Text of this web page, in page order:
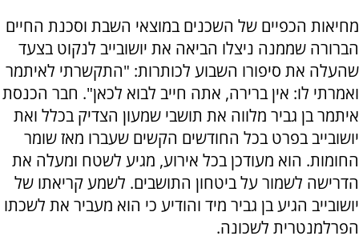
מחיאות הכפיים של השכנים במוצאי השבת וסכנת החיים
הברורה שממנה ניצלו הביאה את יושובייב לנקוט בצעד
שהעלה את סיפורו השבוע לכותרות: "התקשרתי לאיתמר
ואמרתי לו: אין ברירה, אתה חייב לבוא לכאן". חבר הכנסת
איתמר בן גביר מלווה את תושבי שמעון הצדיק בכלל ואת
יושובייב בפרט בכל החודשים הקשים שעברו מאז שומר
החומות. הוא מעודכן בכל אירוע, מגיע לשטח ומעלה את
הדרישה לשמור על ביטחון התושבים. לשמע קריאתו של
יושובייב הגיע בן גביר מיד והודיע כי הוא מעביר את לשכתו
הפרלמנטרית לשכונה.